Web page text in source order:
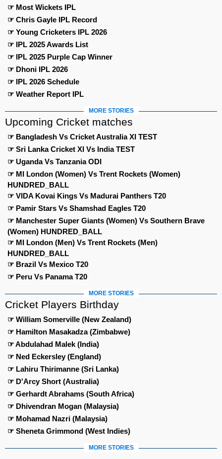
☞ Most Wickets IPL
☞ Chris Gayle IPL Record
☞ Young Cricketers IPL 2026
☞ IPL 2025 Awards List
☞ IPL 2025 Purple Cap Winner
☞ Dhoni IPL 2026
☞ IPL 2026 Schedule
☞ Weather Report IPL
MORE STORIES
Upcoming Cricket matches
☞ Bangladesh Vs Cricket Australia XI TEST
☞ Sri Lanka Cricket XI Vs India TEST
☞ Uganda Vs Tanzania ODI
☞ MI London (Women) Vs Trent Rockets (Women)
HUNDRED_BALL
☞ VIDA Kovai Kings Vs Madurai Panthers T20
☞ Pamir Stars Vs Shamshad Eagles T20
☞ Manchester Super Giants (Women) Vs Southern Brave
(Women) HUNDRED_BALL
☞ MI London (Men) Vs Trent Rockets (Men)
HUNDRED_BALL
☞ Brazil Vs Mexico T20
☞ Peru Vs Panama T20
MORE STORIES
Cricket Players Birthday
☞ William Somerville (New Zealand)
☞ Hamilton Masakadza (Zimbabwe)
☞ Abdulahad Malek (India)
☞ Ned Eckersley (England)
☞ Lahiru Thirimanne (Sri Lanka)
☞ D'Arcy Short (Australia)
☞ Gerhardt Abrahams (South Africa)
☞ Dhivendran Mogan (Malaysia)
☞ Mohamad Nazri (Malaysia)
☞ Sheneta Grimmond (West Indies)
MORE STORIES